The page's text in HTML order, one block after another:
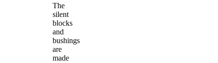
The
silent
blocks
and
bushings
are
made